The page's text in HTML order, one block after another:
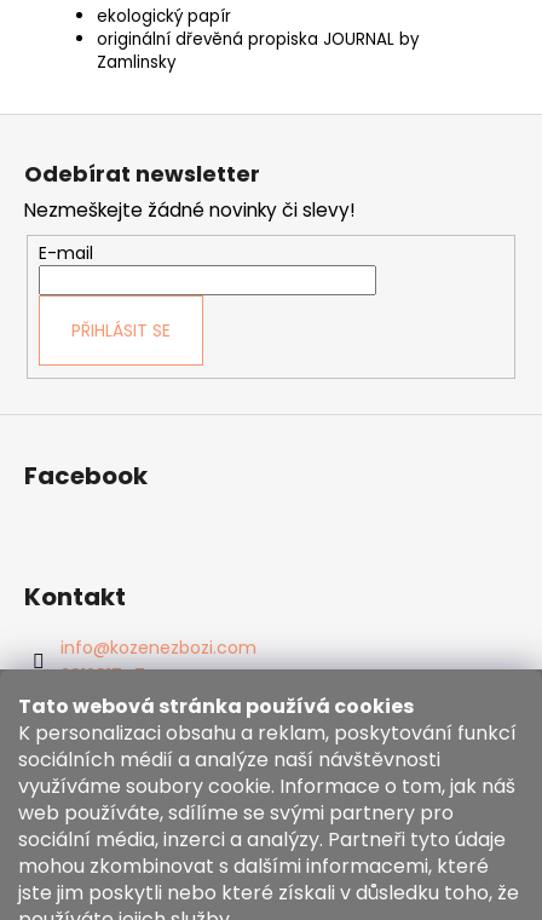
Tato webová stránka používá cookies
K personalizaci obsahu a reklam, poskytování funkcí
sociálních médií a analýze naší návštěvnosti
využíváme soubory cookie. Informace o tom, jak náš
web používáte, sdílíme se svými partnery pro
sociální média, inzerci a analýzy. Partneři tyto údaje
mohou zkombinovat s dalšími informacemi, které
jste jim poskytli nebo které získali v důsledku toho, že
ekologický papír
originální dřevěná propiska JOURNAL by
Zamlinsky
Z
Odebírat newsletter
Nezmeškejte žádné novinky či slevy!
E-mail
PŘIHLÁSIT SE
Facebook
Kontakt
info@kozenezbozi.com
381281747
603225633
https://www.facebook.com/kozenezbozi/
Informace pro vás
Obchodní podmínky
Zásady používání souborů cookies